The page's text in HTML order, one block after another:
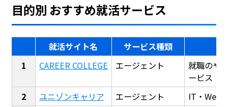
目的別 おすすめ就活サービス
就活サイト名
サービス種類
CAREER COLLEGE
エージェント
就職のや
ービス
ユニゾンキャリア
エージェント
IT・Web